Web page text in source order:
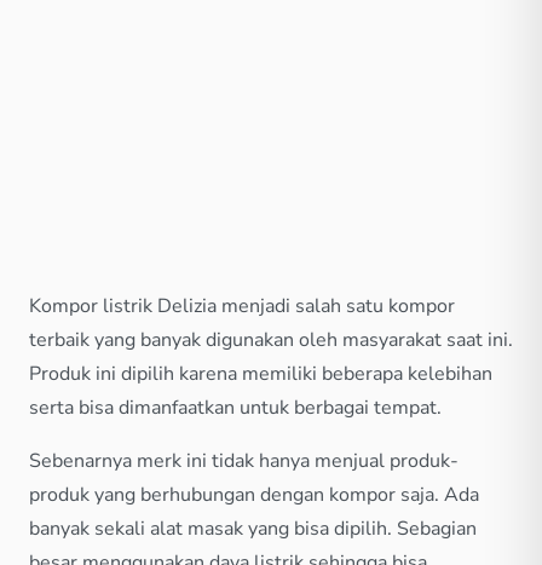
Kompor listrik Delizia menjadi salah satu kompor
terbaik yang banyak digunakan oleh masyarakat saat ini.
Produk ini dipilih karena memiliki beberapa kelebihan
serta bisa dimanfaatkan untuk berbagai tempat.
Sebenarnya merk ini tidak hanya menjual produk-
produk yang berhubungan dengan kompor saja. Ada
banyak sekali alat masak yang bisa dipilih. Sebagian